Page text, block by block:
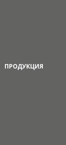
ПРОДУКЦИЯ